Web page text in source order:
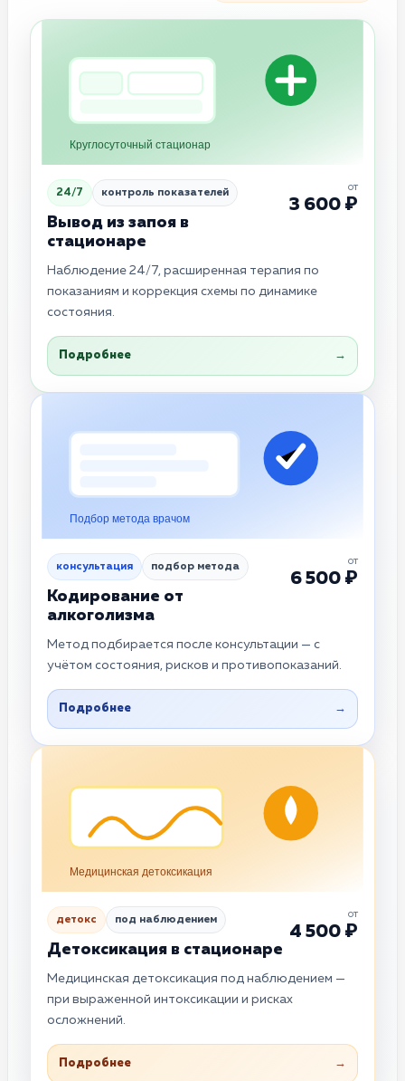
Круглосуточный стационар
24/7 контроль показателей
Вывод из запоя в
стационаре
от
3 600 ₽
Наблюдение 24/7, расширенная терапия по
показаниям и коррекция схемы по динамике
состояния.
Подробнее →
Подбор метода врачом
консультация подбор метода
Кодирование от
алкоголизма
от
6 500 ₽
Метод подбирается после консультации — с
учётом состояния, рисков и противопоказаний.
Подробнее →
Медицинская детоксикация
детокс под наблюдением
Детоксикация в стационаре
от
4 500 ₽
Медицинская детоксикация под наблюдением —
при выраженной интоксикации и рисках
осложнений.
Подробнее →